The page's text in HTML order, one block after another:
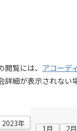
覧には、 アコーデ
詳細が表示されない
2023年
1月 2月